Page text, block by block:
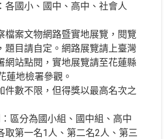
各國小、國中、高中、社會人
檔案文物網路暨實地展覽，閱覽
題目請自定。網路展覽請上臺灣
網站點閱，實地展覽請至花蓮縣
蓮地檢署參觀。
件數不限，但得獎以最高名次之
區分為國小組、國中組、高中
取第一名1人、第二名2人、第三